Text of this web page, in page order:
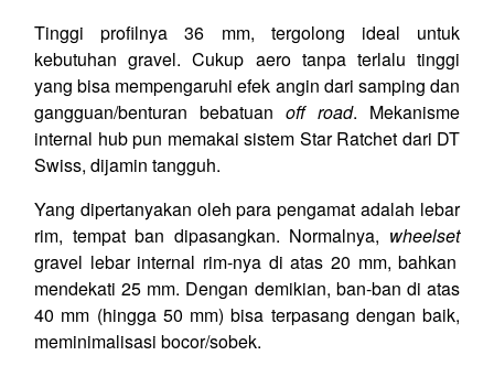
Tinggi profilnya 36 mm, tergolong ideal untuk
kebutuhan gravel. Cukup aero tanpa terlalu tinggi
yang bisa mempengaruhi efek angin dari samping dan
gangguan/benturan bebatuan off road. Mekanisme
internal hub pun memakai sistem Star Ratchet dari DT
Swiss, dijamin tangguh.
Yang dipertanyakan oleh para pengamat adalah lebar
rim, tempat ban dipasangkan. Normalnya, wheelset
gravel lebar internal rim-nya di atas 20 mm, bahkan
mendekati 25 mm. Dengan demikian, ban-ban di atas
40 mm (hingga 50 mm) bisa terpasang dengan baik,
meminimalisasi bocor/sobek.